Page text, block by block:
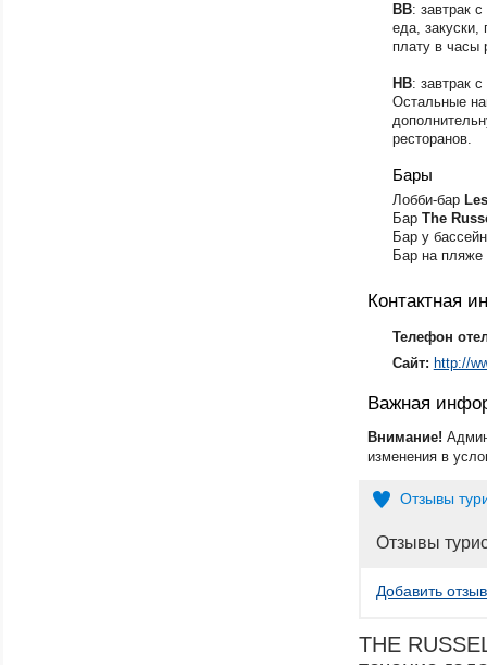
BB: завтрак
еда, закуски,
плату в часы
HB: завтрак
Остальные
ресторанов.
Бары
Лобби-бар
Бар The
Бар у
Бар на пляже
Контактная
Телефон
Сайт: http://
Важная
Внимание!
изменения в
Отзывы
Отзывы
Добавить отзыв
THE